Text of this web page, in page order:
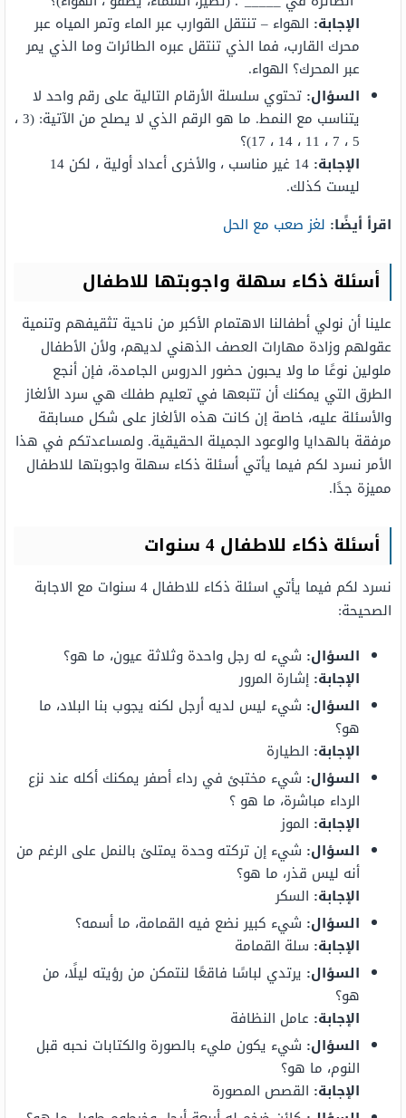
الإجابة: الهواء – تنتقل القوارب عبر الماء وتمر المياه عبر
محرك القارب، فما الذي تنتقل عبره الطائرات وما الذي يمر
عبر المحرك؟ الهواء.
السؤال: تحتوي سلسلة الأرقام التالية على رقم واحد لا
يتناسب مع النمط. ما هو الرقم الذي لا يصلح من الآتية: (3 ،
5 ، 7 ، 11 ، 14 ، 17)؟
الإجابة:
14 غير مناسب ، والأخرى أعداد أولية ، لكن 14
ليست كذلك.
اقرأ أيضًا: لغز صعب مع الحل
أسئلة ذكاء سهلة واجوبتها للاطفال
علينا أن نولي أطفالنا الاهتمام الأكبر من ناحية تثقيفهم وتنمية
عقولهم وزادة مهارات العصف الذهني لديهم، ولأن الأطفال
ملولين نوعًا ما ولا يحبون حضور الدروس الجامدة، فإن أنجع
الطرق التي يمكنك أن تتبعها في تعليم طفلك هي سرد الألغاز
والأسئلة عليه، خاصة إن كانت هذه الألغاز على شكل مسابقة
مرفقة بالهدايا والوعود الجميلة الحقيقية. ولمساعدتكم في هذا
الأمر نسرد لكم فيما يأتي أسئلة ذكاء سهلة واجوبتها للاطفال
مميزة جدًا.
أسئلة ذكاء للاطفال 4 سنوات
نسرد لكم فيما يأتي اسئلة ذكاء للاطفال 4 سنوات مع الاجابة
الصحيحة:
السؤال: شيء له رجل واحدة وثلاثة عيون، ما هو؟
الإجابة: إشارة المرور
السؤال: شيء ليس لديه أرجل لكنه يجوب بنا البلاد، ما
هو؟
الإجابة: الطيارة
السؤال: شيء مختبئ في رداء أصفر يمكنك أكله عند نزع
الرداء مباشرة، ما هو ؟
الإجابة: الموز
السؤال: شيء إن تركته وحدة يمتلئ بالنمل على الرغم من
أنه ليس قذر، ما هو؟
الإجابة: السكر
السؤال: شيء كبير نضع فيه القمامة، ما أسمه؟
الإجابة: سلة القمامة
السؤال: يرتدي لباسًا فاقعًا لنتمكن من رؤيته ليلًا، من
هو؟
الإجابة: عامل النظافة
السؤال: شيء يكون مليء بالصورة والكتابات نحبه قبل
النوم، ما هو؟
الإجابة: القصص المصورة